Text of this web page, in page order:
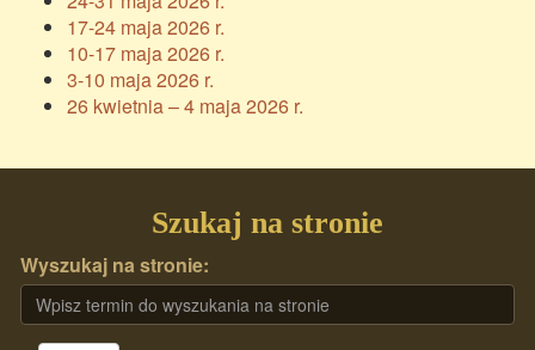
17-24 maja 2026 r.
10-17 maja 2026 r.
3-10 maja 2026 r.
26 kwietnia – 4 maja 2026 r.
Szukaj na stronie
Wyszukaj na stronie: